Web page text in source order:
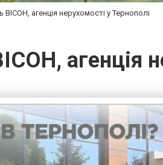
ВІСОН, агенція нерухомості у Тернополі
агенція